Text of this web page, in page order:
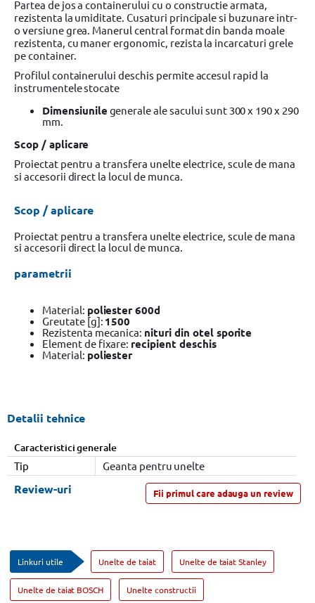
Partea de jos a containerului cu o constructie armata,
rezistenta la umiditate. Cusaturi principale si buzunare intr-
o versiune grea. Manerul central format din banda moale
rezistenta, cu maner ergonomic, rezista la incarcaturi grele
pe container.
Profilul containerului deschis permite accesul rapid la
instrumentele stocate
Dimensiunile generale ale sacului sunt 300 x 190 x 290
mm.
Scop / aplicare
Proiectat pentru a transfera unelte electrice, scule de mana
si accesorii direct la locul de munca.
Scop / aplicare
Proiectat pentru a transfera unelte electrice, scule de mana
si accesorii direct la locul de munca.
parametrii
Material: poliester 600d
Greutate [g]: 1500
Rezistenta mecanica: nituri din otel sporite
Element de fixare: recipient deschis
Material: poliester
Detalii tehnice
Caracteristici generale
Tip
Geanta pentru unelte
Fii primul care adauga un review
Review-uri
Linkuri utile Unelte de taiat Unelte de taiat Stanley
Unelte de taiat BOSCH Unelte constructii